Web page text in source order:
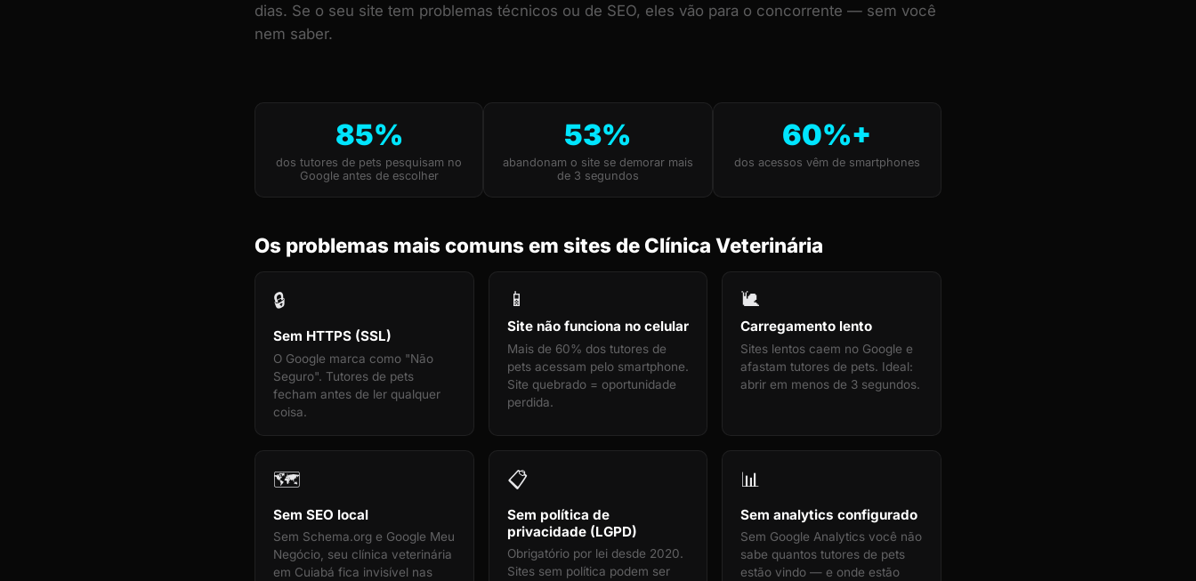
dias. Se o seu site tem problemas técnicos ou de SEO, eles vão para o concorrente — sem você
nem saber.
85%
dos tutores de pets pesquisam no
Google antes de escolher
53%
abandonam o site se demorar mais
de 3 segundos
60%+
dos acessos vêm de smartphones
Os problemas mais comuns em sites de Clínica Veterinária
🔒
Sem HTTPS (SSL)
O Google marca como "Não
Seguro". Tutores de pets
fecham antes de ler qualquer
coisa.
📱
Site não funciona no celular
Mais de 60% dos tutores de
pets acessam pelo smartphone.
Site quebrado = oportunidade
perdida.
🐌
Carregamento lento
Sites lentos caem no Google e
afastam tutores de pets. Ideal:
abrir em menos de 3 segundos.
🗺️
Sem SEO local
Sem Schema.org e Google Meu
Negócio, seu clínica veterinária
em Cuiabá fica invisível nas
📋
Sem política de
privacidade (LGPD)
Obrigatório por lei desde 2020.
Sites sem política podem ser
📊
Sem analytics configurado
Sem Google Analytics você não
sabe quantos tutores de pets
estão vindo — e onde estão